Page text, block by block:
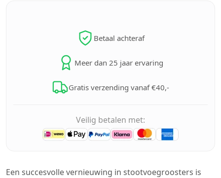
Betaal achteraf
Meer dan 25 jaar ervaring
Gratis verzending vanaf €40,-
Veilig betalen met:
Een succesvolle vernieuwing in stootvoegroosters is